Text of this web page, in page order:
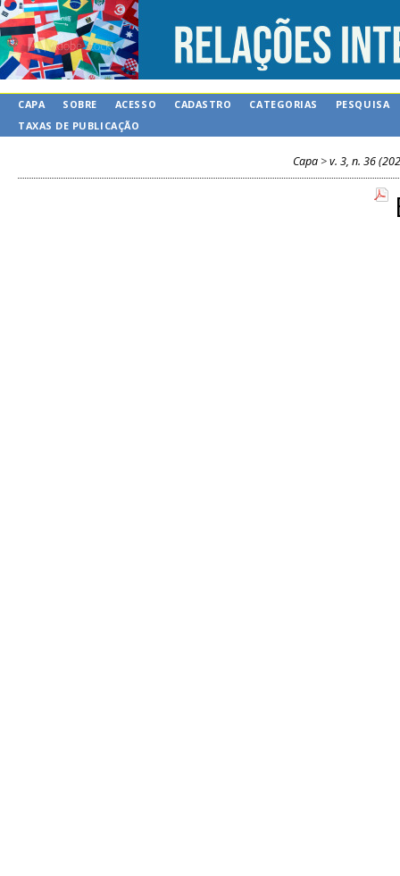
CAPA SOBRE ACESSO CADASTRO CATEGORIAS
PESQUISA
TAXAS DE PUBLICAÇÃO
Capa >v. 3, n. 36